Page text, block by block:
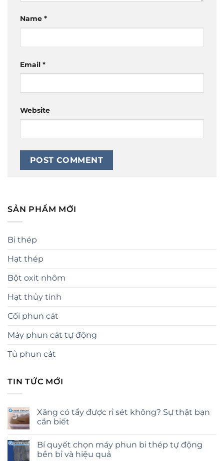
Name *
Email *
Website
SẢN PHẨM MỚI
Bi thép
Hạt thép
Bột oxit nhôm
Hạt thủy tinh
Cối phun cát
Máy phun cát tự động
Tủ phun cát
TIN TỨC MỚI
Xăng có tẩy được rỉ sét không? Sự thật bạn
cần biết
Bí quyết chọn máy phun bi thép tự động
bền bỉ và hiệu quả